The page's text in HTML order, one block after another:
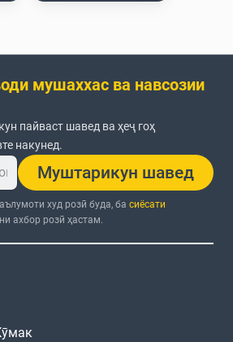
мушаххас ва навсозии
пайваст шавед ва ҳеҷ гоҳ
накунед.
Муштарикун шавед
худ розӣ буда, басиёсати
ахбор розӣ ҳастам.